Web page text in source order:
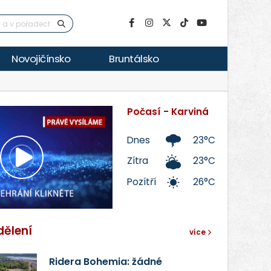
Novojičínsko Bruntálsko
Přehrát
video
Počasí - Karviná
Dnes
23°C
Zítra
23°C
Pozítří
26°C
více
Ridera Bohemia: žádné